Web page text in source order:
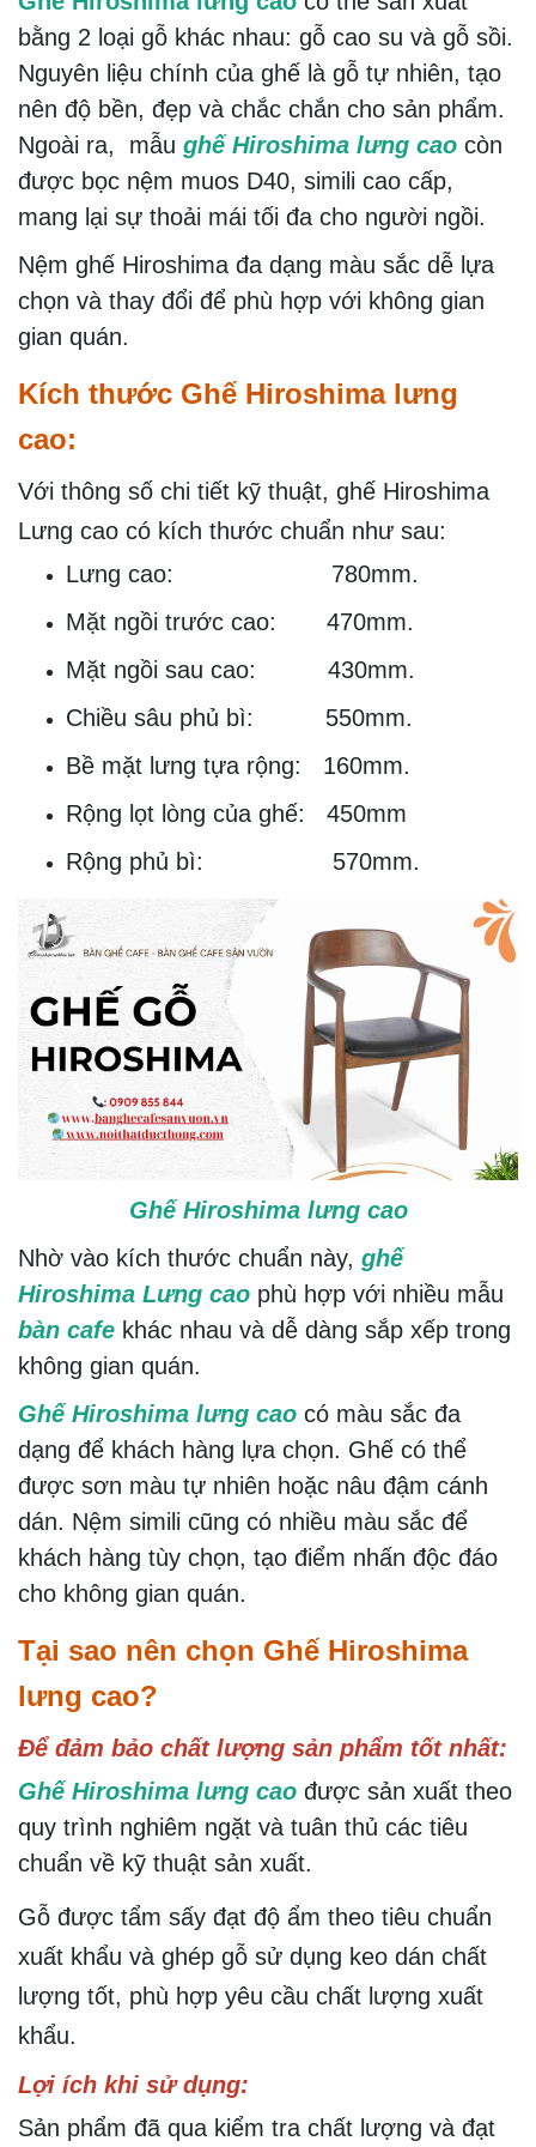
bằng 2 loại gỗ khác nhau: gỗ cao su và gỗ sồi.
Nguyên liệu chính của ghế là gỗ tự nhiên, tạo
nên độ bền, đẹp và chắc chắn cho sản phẩm.
Ngoài ra, mẫu ghế Hiroshima lưng cao còn
được bọc nệm muos D40, simili cao cấp,
mang lại sự thoải mái tối đa cho người ngồi.
Nệm ghế Hiroshima đa dạng màu sắc dễ lựa
chọn và thay đổi để phù hợp với không gian
gian quán.
Kích thước Ghế Hiroshima lưng
cao:
Với thông số chi tiết kỹ thuật, ghế Hiroshima
Lưng cao có kích thước chuẩn như sau:
Lưng cao: 780mm.
Mặt ngồi trước cao: 470mm.
Mặt ngồi sau cao: 430mm.
Chiều sâu phủ bì: 550mm.
Bề mặt lưng tựa rộng: 160mm.
Rộng lọt lòng của ghế: 450mm
Rộng phủ bì: 570mm.
Ghế Hiroshima lưng cao
Nhờ vào kích thước chuẩn này, ghế
Hiroshima Lưng cao phù hợp với nhiều mẫu
bàn cafe khác nhau và dễ dàng sắp xếp trong
không gian quán.
Ghế Hiroshima lưng cao có màu sắc đa
dạng để khách hàng lựa chọn. Ghế có thể
được sơn màu tự nhiên hoặc nâu đậm cánh
dán. Nệm simili cũng có nhiều màu sắc để
khách hàng tùy chọn, tạo điểm nhấn độc đáo
cho không gian quán.
Tại sao nên chọn Ghế Hiroshima
lưng cao?
Để đảm bảo chất lượng sản phẩm tốt nhất:
Ghế Hiroshima lưng cao được sản xuất theo
quy trình nghiêm ngặt và tuân thủ các tiêu
chuẩn về kỹ thuật sản xuất.
Gỗ được tẩm sấy đạt độ ẩm theo tiêu chuẩn
xuất khẩu và ghép gỗ sử dụng keo dán chất
lượng tốt, phù hợp yêu cầu chất lượng xuất
khẩu.
Lợi ích khi sử dụng:
Sản phẩm đã qua kiểm tra chất lượng và đạt